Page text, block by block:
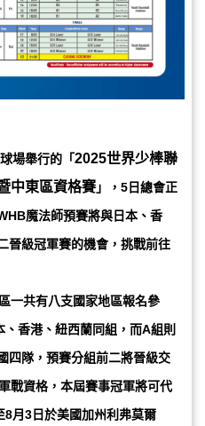
場舉行的「2025世界少棒聯
中東區資格賽」，5日總會正
魔法師預賽將與日本、香
晉級冠軍賽的機會，挑戰前往
一共有八支國家地區報名參
香港、紐西蘭同組，而A組則
四隊，預賽分組前二將晉級交
戰資格，本屆賽事冠軍將可代
月3日於美國加州利弗莫爾